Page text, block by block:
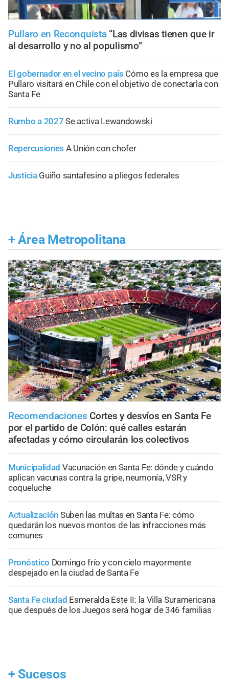
Pullaro en Reconquista “Las divisas tienen que ir
al desarrollo y no al populismo”
El gobernador en el vecino país Cómo es la empresa que
Pullaro visitará en Chile con el objetivo de conectarla con
Santa Fe
Rumbo a 2027 Se activa Lewandowski
Repercusiones A Unión con chofer
Justicia Guiño santafesino a pliegos federales
+ Área Metropolitana
Recomendaciones Cortes y desvíos en Santa Fe
por el partido de Colón: qué calles estarán
afectadas y cómo circularán los colectivos
Municipalidad Vacunación en Santa Fe: dónde y cuándo
aplican vacunas contra la gripe, neumonía, VSR y
coqueluche
Actualización Suben las multas en Santa Fe: cómo
quedarán los nuevos montos de las infracciones más
comunes
Pronóstico Domingo frío y con cielo mayormente
despejado en la ciudad de Santa Fe
Santa Fe ciudad Esmeralda Este II: la Villa Suramericana
que después de los Juegos será hogar de 346 familias
+ Sucesos